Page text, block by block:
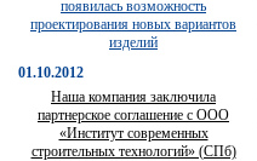
появилась возможность
проектирования новых вариантов
изделий
01.10.2012
Наша компания заключила
партнерское соглашение с ООО
«Институт современных
строительных технологий» (СПб)